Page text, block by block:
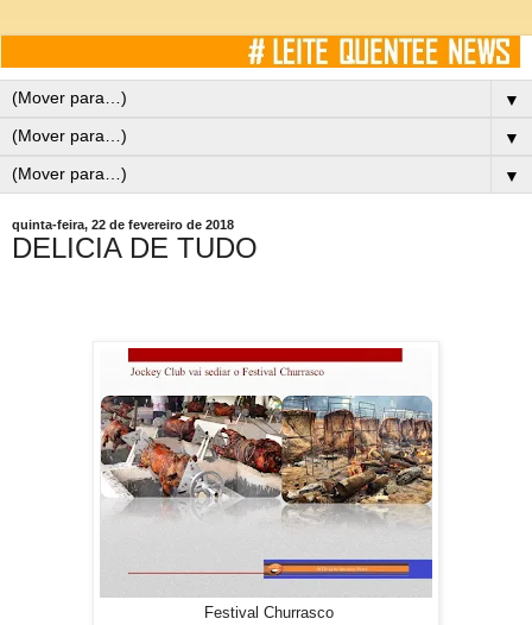
▼
▼
▼
quinta-feira, 22 de fevereiro de 2018
DELICIA DE TUDO
Festival Churrasco